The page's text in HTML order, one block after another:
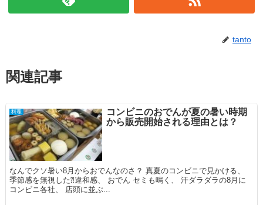
tanto
関連記事
料理
コンビニのおでんが夏の暑い時期
から販売開始される理由とは？
なんでクソ暑い8月からおでんなのさ？ 真夏のコンビニで見かける、
季節感を無視した⁈違和感、 おでん セミも鳴く、 汗ダラダラの8月に
コンビニ各社、 店頭に並ぶ...